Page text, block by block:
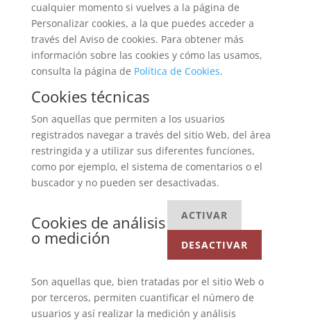
cualquier momento si vuelves a la página de
Personalizar cookies, a la que puedes acceder a
través del Aviso de cookies. Para obtener más
información sobre las cookies y cómo las usamos,
consulta la página de Política de Cookies.
Cookies técnicas
Son aquellas que permiten a los usuarios
registrados navegar a través del sitio Web, del área
restringida y a utilizar sus diferentes funciones,
como por ejemplo, el sistema de comentarios o el
buscador y no pueden ser desactivadas.
Cookies de análisis
o medición
ACTIVAR
DESACTIVAR
Son aquellas que, bien tratadas por el sitio Web o
por terceros, permiten cuantificar el número de
usuarios y así realizar la medición y análisis